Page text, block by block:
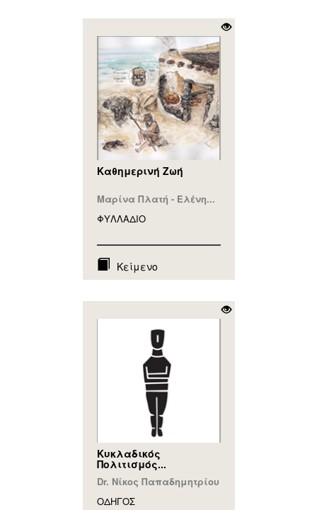
Καθημερινή Ζωή
Μαρίνα Πλατή - Ελένη...
ΦΥΛΛAΔΙΟ
Κείμενο
Κυκλαδικός
Πολιτισμός...
Dr. Νίκος Παπαδημητρίου
ΟΔΗΓΟΣ